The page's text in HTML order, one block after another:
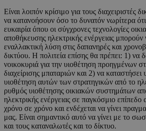
Είναι λοιπόν κρίσιμο για τους διαχειριστές
να κατανοήσουν όσο το δυνατόν νωρίτερα
ευκαιρία όπου οι σύγχρονες τεχνολογίες
αποθήκευσης ηλεκτρικής ενέργειας
εναλλακτική λύση στις δαπανηρές και
δικτύου. Η πολιτεία επίσης θα πρέπει: 1) να
νοικοκυριά για την υιοθέτηση προηγμένων
διαχείρισης μπαταριών και 2) να καταστήσει
υιοθέτηση αυτών των στρατηγικών από το
ρυθμός υιοθέτησης οικιακών συστημάτων
ηλεκτρικής ενέργειας σε παγκόσμιο επίπεδο
χρόνο σε χρόνο και ενδέχεται να γίνει
μας. Είναι σημαντικό αυτό να γίνει με το
και τους καταναλωτές και το δίκτυο.